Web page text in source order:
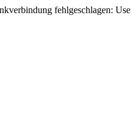
fehlgeschlagen: